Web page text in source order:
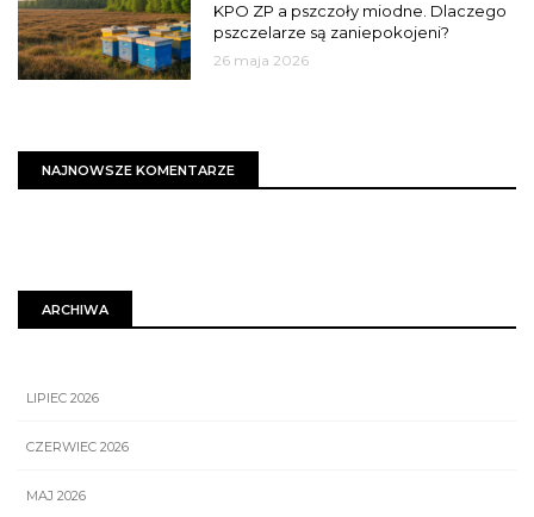
KPO ZP a pszczoły miodne. Dlaczego
pszczelarze są zaniepokojeni?
26 maja 2026
NAJNOWSZE KOMENTARZE
ARCHIWA
LIPIEC 2026
CZERWIEC 2026
MAJ 2026